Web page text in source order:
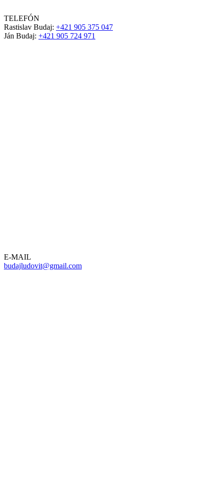
TELEFÓN
Rastislav Budaj: +421 905 375 047
Ján Budaj: +421 905 724 971
E-MAIL
budajludovit@gmail.com